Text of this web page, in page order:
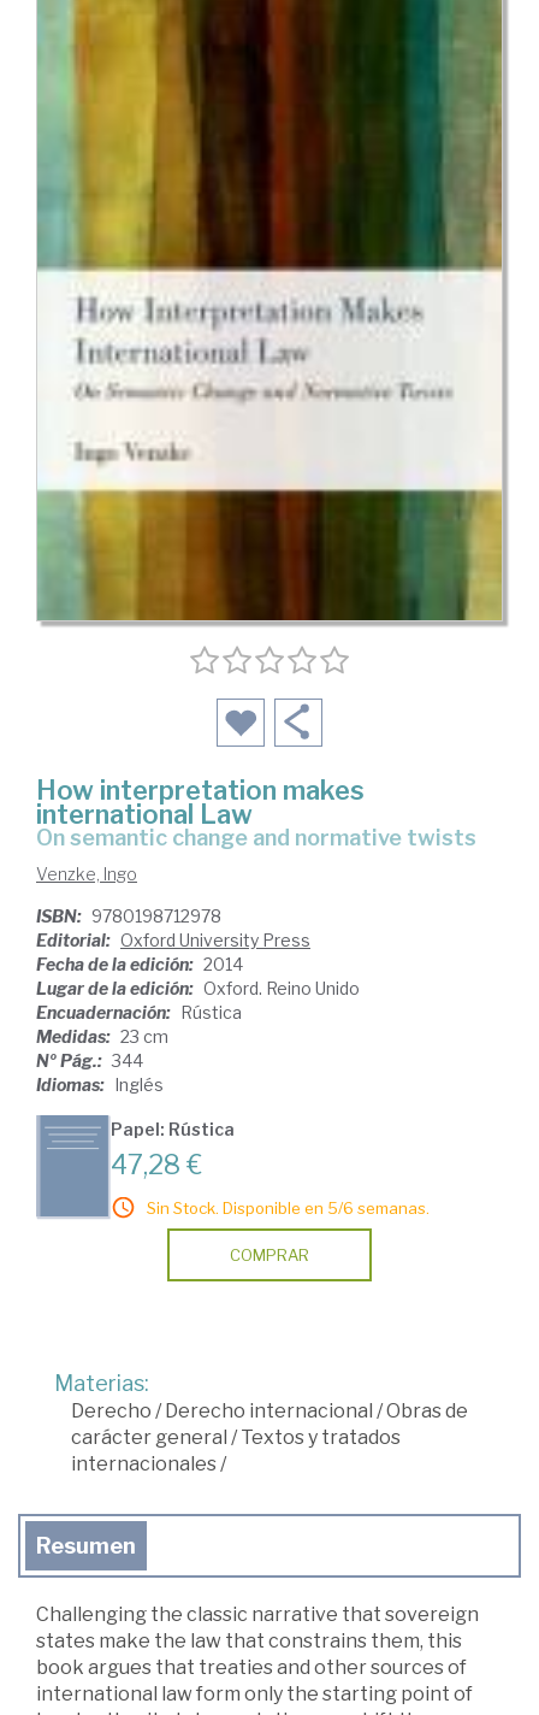
How interpretation makes
international Law
on semantic change and normative twists
Venzke, Ingo
ISBN: 9780198712978
Editorial: Oxford University Press
Fecha de la edición: 2014
Lugar de la edición: Oxford. Reino Unido
Encuadernación:
Rústica
Medidas: 23 cm
Nº Pág.: 344
Idiomas:
Inglés
Papel: Rústica
47,28 €
Sin Stock. Disponible en 5/6 semanas.
COMPRAR
Materias:
Derecho / Derecho internacional /Obras de
carácter general /Textos y tratados
internacionales/
Resumen
Challenging the classic narrative that sovereign
states make the law that constrains them, this
book argues that treaties and other sources of
international law form only the starting point of